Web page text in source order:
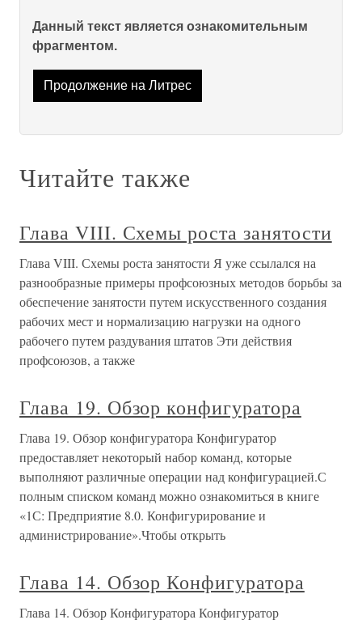
Данный текст является ознакомительным
фрагментом.
Продолжение на Литрес
Читайте также
Глава VIII. Схемы роста занятости
Глава VIII. Схемы роста занятости Я уже ссылался на
разнообразные примеры профсоюзных методов борьбы за
обеспечение занятости путем искусственного создания
рабочих мест и нормализацию нагрузки на одного
рабочего путем раздувания штатов Эти действия
профсоюзов, а также
Глава 19. Обзор конфигуратора
Глава 19. Обзор конфигуратора Конфигуратор
предоставляет некоторый набор команд, которые
выполняют различные операции над конфигурацией.С
полным списком команд можно ознакомиться в книге
«1С: Предприятие 8.0. Конфигурирование и
администрирование».Чтобы открыть
Глава 14. Обзор Конфигуратора
Глава 14. Обзор Конфигуратора Конфигуратор